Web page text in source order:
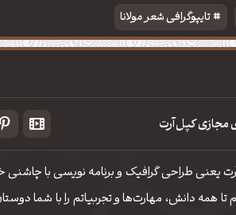
تایپوگرافی شعر مولانا
مجازی کپل‌آرت
یعنی طراحی گرافیک و برنامه نویسی با
همه دانش، مهارت‌‌ها و تجربیاتم را با شما